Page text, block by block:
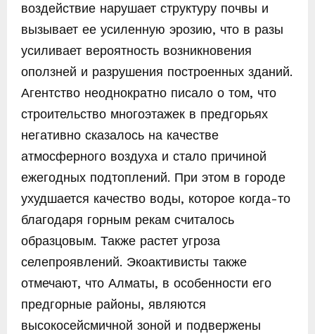
воздействие нарушает структуру почвы и
вызывает ее усиленную эрозию, что в разы
усиливает вероятность возникновения
оползней и разрушения построенных зданий.
Агентство неоднократно писало о том, что
строительство многоэтажек в предгорьях
негативно сказалось на качестве
атмосферного воздуха и стало причиной
ежегодных подтоплений. При этом в городе
ухудшается качество воды, которое когда-то
благодаря горным рекам считалось
образцовым. Также растет угроза
селепроявлений. Экоактивисты также
отмечают, что Алматы, в особенности его
предгорные районы, являются
высокосейсмичной зоной и подвержены